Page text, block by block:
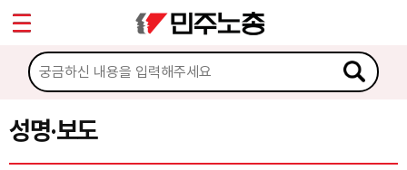
성명·보도
마이페이지
소개
소식
Sketchbook5, 스케치북5